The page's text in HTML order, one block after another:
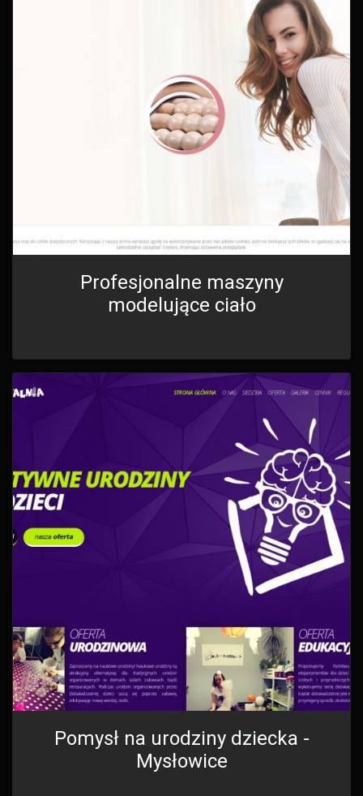
Profesjonalne maszyny
modelujące ciało
Pomysł na urodziny dziecka -
Mysłowice